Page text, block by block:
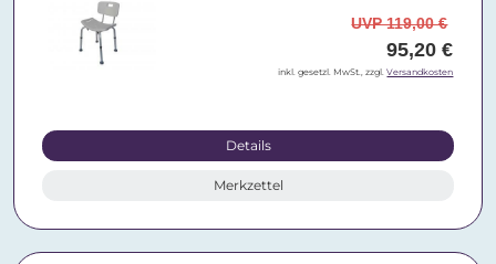
UVP 119,00 €
95,20 €
inkl. gesetzl. MwSt., zzgl.Versandkosten
Details
Merkzettel